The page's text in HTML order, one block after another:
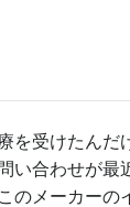
を受けたん
い合わせが最
のメーカー